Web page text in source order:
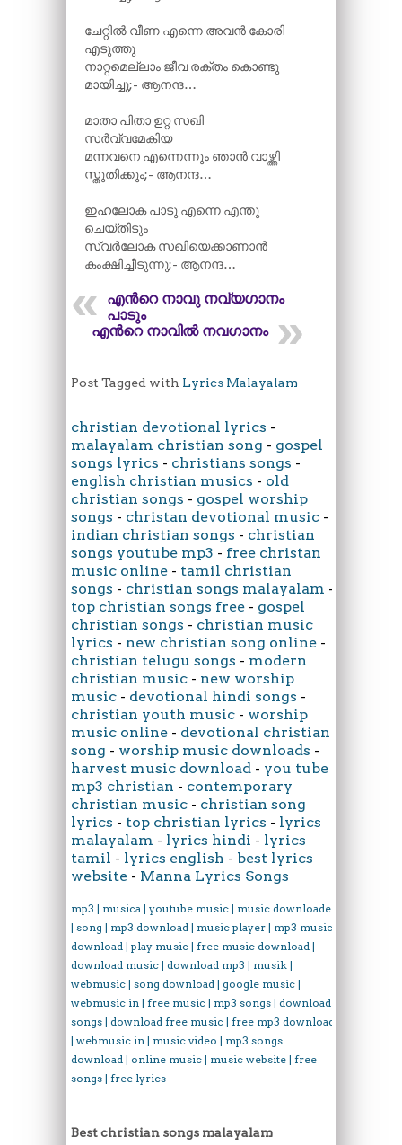
ചേറ്റിൽ വീണ എന്നെ അവൻ കോരി
എടുത്തു
നാറ്റമെല്ലാം ജീവ രക്തം കൊണ്ടു
മായിച്ചു;- ആനന്ദ…
മാതാ പിതാ ഉറ്റ സഖി
സർവ്വമേകിയ
മന്നവനെ എന്നെന്നും ഞാൻ വാഴ്ത്തി
സ്തുതിക്കും;- ആനന്ദ…
ഇഹലോക പാടു എന്നെ എന്തു
ചെയ്തിടും
സ്വർലോക സഖിയെക്കാണാൻ
കംക്ഷിച്ചീടുന്നു;- ആനന്ദ…
എന്‍റെ നാവു നവ്യഗാനം
പാടും
എന്‍റെ നാവിൽ നവഗാനം
Post Tagged with Lyrics Malayalam
christian devotional lyrics -
malayalam christian song - gospel
songs lyrics - christians songs -
english christian musics - old
christian songs - gospel worship
songs - christan devotional music -
indian christian songs - christian
songs youtube mp3 - free christan
music online - tamil christian
songs - christian songs malayalam -
top christian songs free - gospel
christian songs - christian music
lyrics - new christian song online -
christian telugu songs - modern
christian music - new worship
music - devotional hindi songs -
christian youth music - worship
music online - devotional christian
song - worship music downloads -
harvest music download - you tube
mp3 christian - contemporary
christian music - christian song
lyrics - top christian lyrics - lyrics
malayalam - lyrics hindi - lyrics
tamil - lyrics english - best lyrics
website - Manna Lyrics Songs
mp3 | musica | youtube music | music downloader
| song | mp3 download | music player | mp3 music
download | play music | free music download |
download music | download mp3 | musik |
webmusic | song download | google music |
webmusic in | free music | mp3 songs | download
songs | download free music | free mp3 download
| webmusic in | music video | mp3 songs
download | online music | music website | free
songs | free lyrics
Best christian songs malayalam